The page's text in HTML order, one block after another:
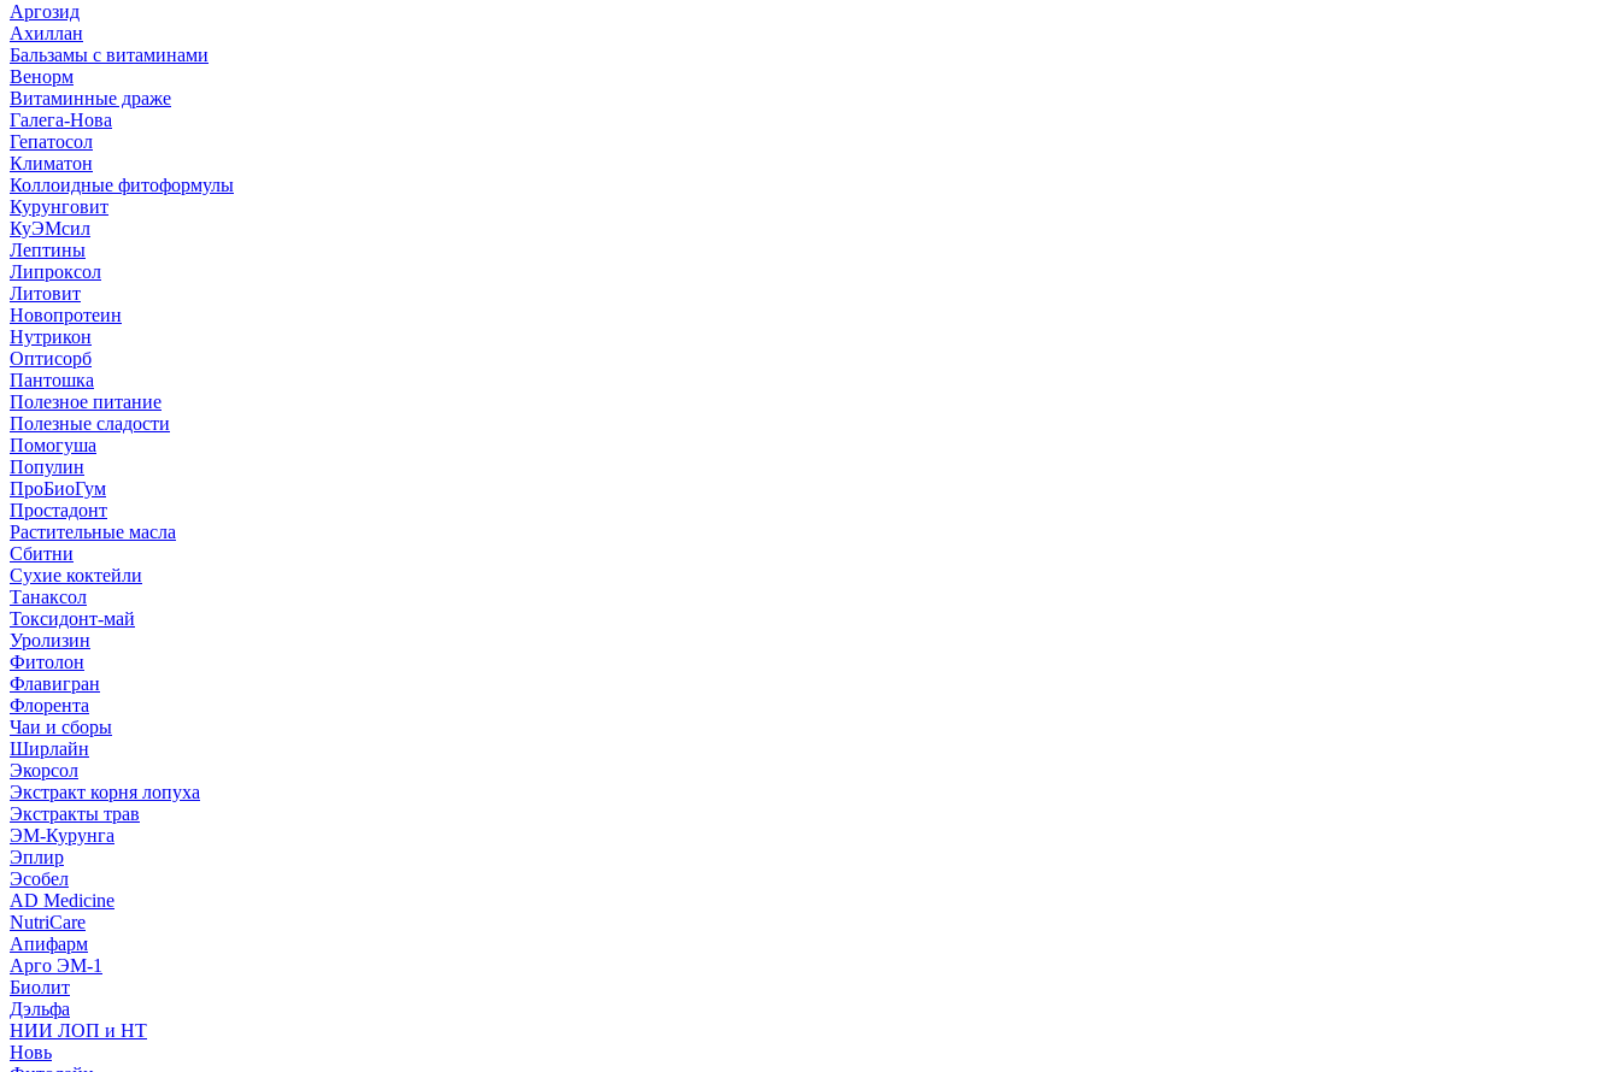
Аргозид
Ахиллан
Бальзамы с витаминами
Венорм
Витаминные драже
Галега-Нова
Гепатосол
Климатон
Коллоидные фитоформулы
Курунговит
КуЭМсил
Лептины
Липроксол
Литовит
Новопротеин
Нутрикон
Оптисорб
Пантошка
Полезное питание
Полезные сладости
Помогуша
Популин
ПроБиоГум
Простадонт
Растительные масла
Сбитни
Сухие коктейли
Танаксол
Токсидонт-май
Уролизин
Фитолон
Флавигран
Флорента
Чаи и сборы
Ширлайн
Экорсол
Экстракт корня лопуха
Экстракты трав
ЭМ-Курунга
Эплир
Эсобел
AD Medicine
NutriCare
Апифарм
Арго ЭМ-1
Биолит
Дэльфа
НИИ ЛОП и НТ
Новь